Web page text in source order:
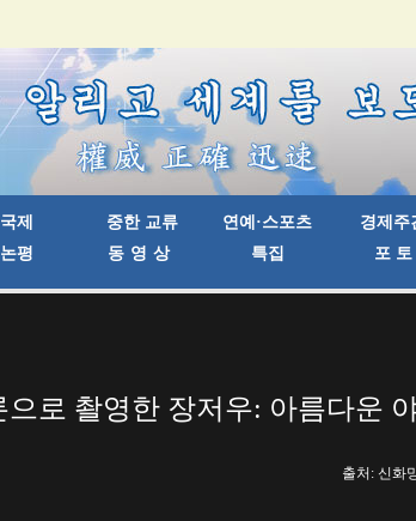
로 촬영한 장저우: 아름다운
출처: 신화